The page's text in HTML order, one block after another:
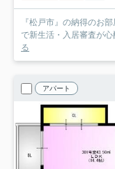
『松戸市』の納得のお
で新生活・入居審査が
る
アパート